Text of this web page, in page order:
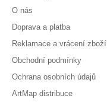
O nás
Doprava a platba
Reklamace a vrácení zboží
Obchodní podmínky
Ochrana osobních údajů
ArtMap distribuce